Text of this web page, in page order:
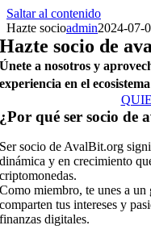
Saltar al contenido
Hazte socioadmin2024-07-
Hazte socio de
Únete a nosotros y
experiencia en el
¿Por qué ser socio de
Ser socio de AvalBit.org
dinámica y en crecimiento
criptomonedas.
Como miembro, te unes a un
comparten tus intereses y
finanzas digitales.